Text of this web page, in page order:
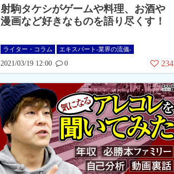
射駒タケシがゲームや料理、お酒や
漫画など好きなものを語り尽くす！
ライター・コラム エキスパート-業界の流儀-
2021/03/19 12:00 0 234